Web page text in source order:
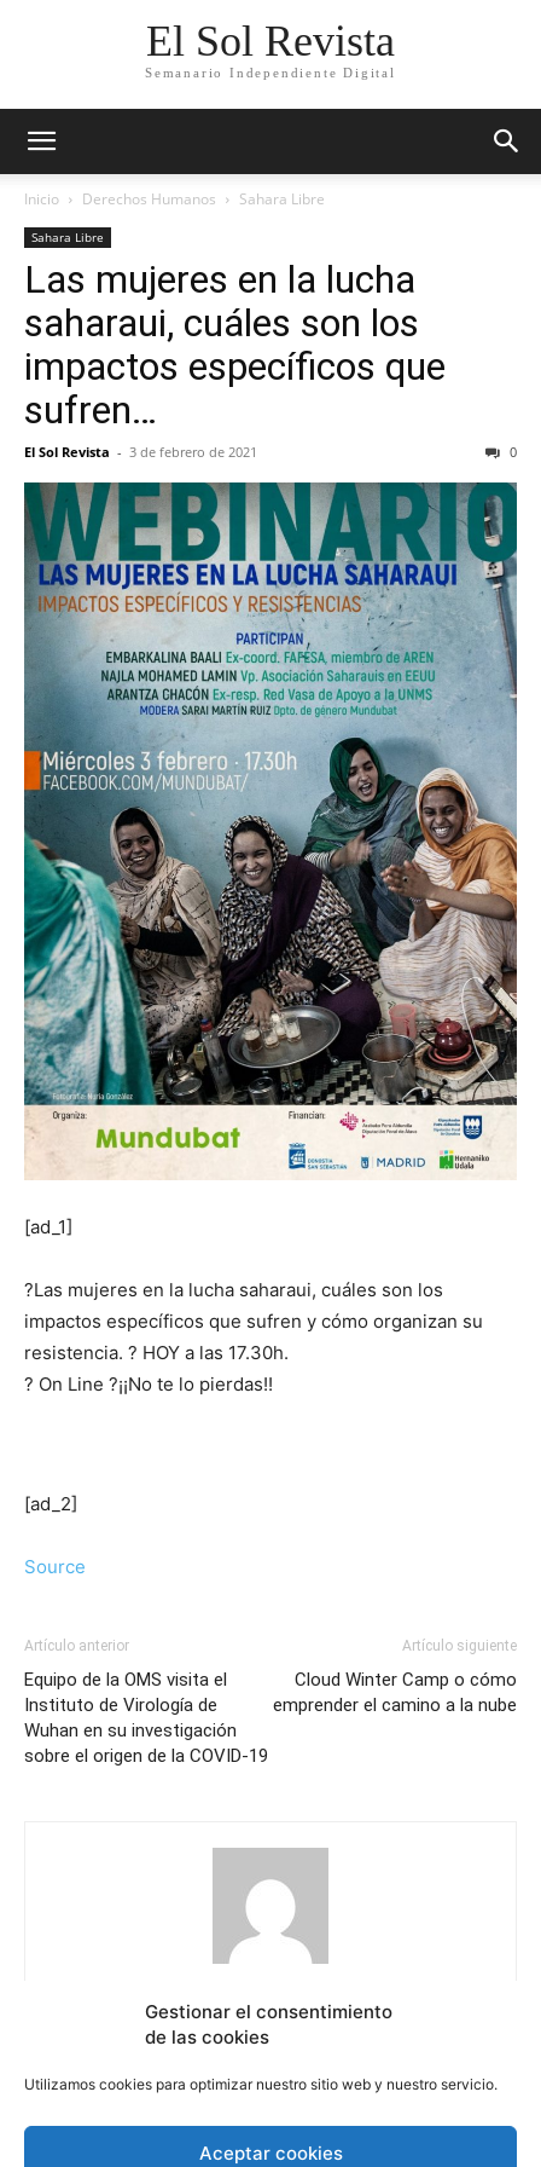
Gestionar el consentimiento
de las cookies
Utilizamos cookies para optimizar nuestro sitio web y nuestro servicio.
Aceptar cookies
El Sol Revista
Semanario Independiente Digital
Inicio Derechos Humanos Sahara Libre
Sahara Libre
Las mujeres en la lucha
saharaui, cuáles son los
impactos específicos que
sufren…
El Sol Revista - 3 de febrero de 2021 0
[ad_1]
?Las mujeres en la lucha saharaui, cuáles son los
impactos específicos que sufren y cómo organizan su
resistencia. ?️ HOY a las 17.30h.
? On Line ?¡¡No te lo pierdas!!
[ad_2]
Source
Artículo anterior
Equipo de la OMS visita el
Instituto de Virología de
Wuhan en su investigación
sobre el origen de la COVID-19
Artículo siguiente
Cloud Winter Camp o cómo
emprender el camino a la nube
https://elsolrevista.com